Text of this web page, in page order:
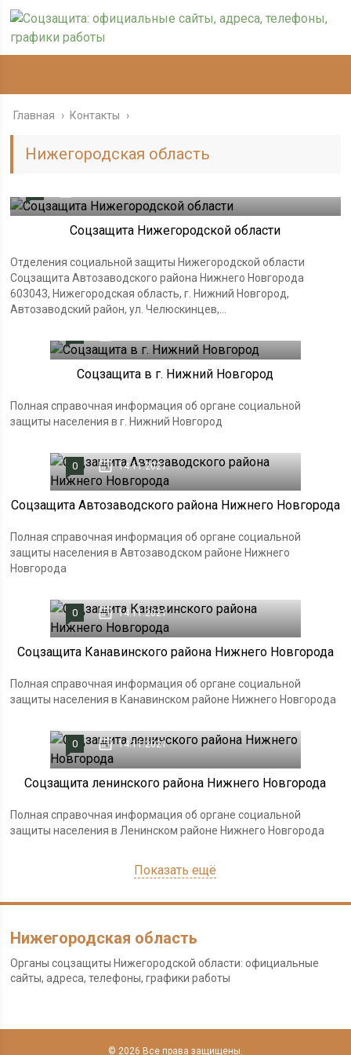
Главная › Контакты ›
Нижегородская область
Соцзащита Нижегородской области
Отделения социальной защиты Нижегородской области
Соцзащита Автозаводского района Нижнего Новгорода
603043, Нижегородская область, г. Нижний Новгород,
Автозаводский район, ул. Челюскинцев,...
Соцзащита в г. Нижний Новгород
Полная справочная информация об органе социальной
защиты населения в г. Нижний Новгород
0 14.11.2021
Соцзащита Автозаводского района Нижнего Новгорода
Полная справочная информация об органе социальной
защиты населения в Автозаводском районе Нижнего
Новгорода
0 14.11.2021
Соцзащита Канавинского района Нижнего Новгорода
Полная справочная информация об органе социальной
защиты населения в Канавинском районе Нижнего Новгорода
0 14.11.2021
Соцзащита ленинского района Нижнего Новгорода
Полная справочная информация об органе социальной
защиты населения в Ленинском районе Нижнего Новгорода
Показать ещё
Нижегородская область
Органы соцзащиты Нижегородской области: официальные
сайты, адреса, телефоны, графики работы
© 2026 Все права защищены.